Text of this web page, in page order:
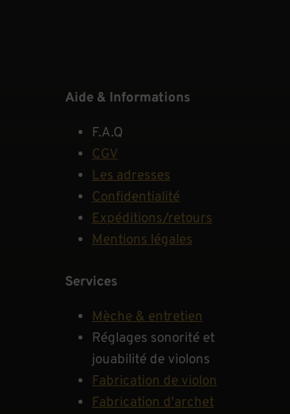
Aide & Informations
F.A.Q
CGV
Les adresses
Confidentialité
Expéditions/retours
Mentions légales
Services
Mèche & entretien
Réglages sonorité et
jouabilité de violons
Fabrication de violon
Fabrication d'archet